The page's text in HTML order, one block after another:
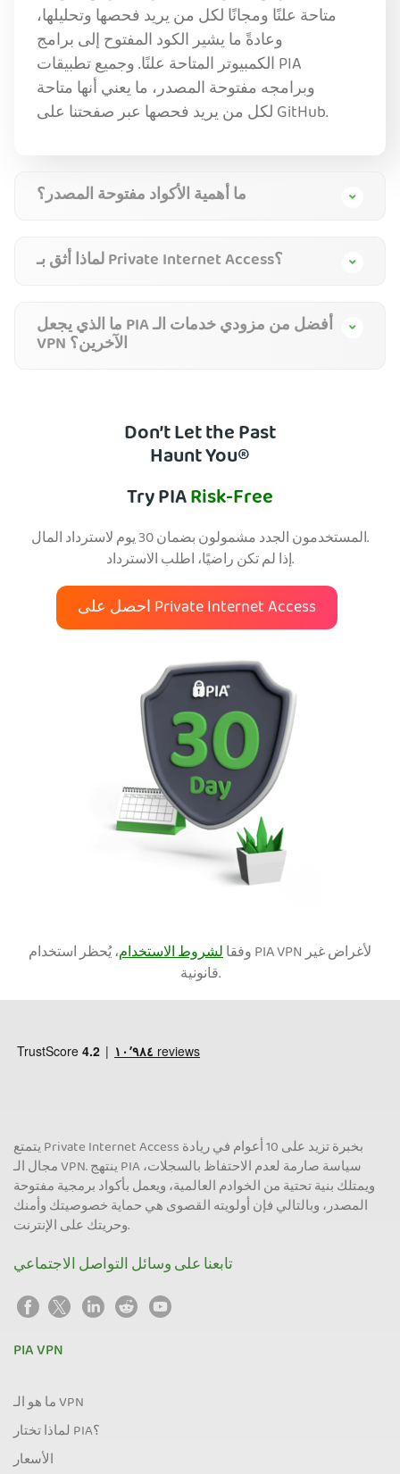
متاحة علنًا ومجانًا لكل من يريد فحصها وتحليلها،
وعادةً ما يشير الكود المفتوح إلى برامج
الكمبيوتر المتاحة علنًا. وجميع تطبيقات PIA
وبرامجه مفتوحة المصدر، ما يعني أنها متاحة
لكل من يريد فحصها عبر صفحتنا على GitHub.
ما أهمية الأكواد مفتوحة المصدر؟
لماذا أثق بـ Private Internet Access؟
ما الذي يجعل PIA أفضل من مزودي خدمات الـ
Don’t Let the Past
Haunt You®
Try PIARisk-Free
المستخدمون الجدد مشمولون بضمان 30 يوم لاسترداد المال.
إذا لم تكن راضيًا، اطلب الاسترداد.
احصل على Private Internet Access
وفقالشروط الاستخدام، يُحظر استخدام PIA VPN لأغراض غير
قانونية.
يتمتع Private Internet Access بخبرة تزيد على 10 أعوام في ريادة
مجال الـ VPN. ينتهج PIA سياسة صارمة لعدم الاحتفاظ بالسجلات،
ويمتلك بنية تحتية من الخوادم العالمية، ويعمل بأكواد برمجية مفتوحة
المصدر، وبالتالي فإن أولويته القصوى هي حماية خصوصيتك وأمنك
وحريتك على الإنترنت.
تابعنا على وسائل التواصل الاجتماعي
PIA VPN
ما هو الـ VPN
لماذا تختار PIA؟
الأسعار